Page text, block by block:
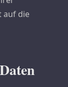
auf die